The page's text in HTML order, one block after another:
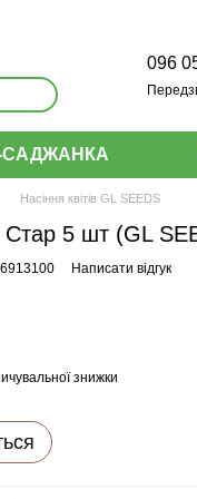
096
САДЖАНКА
Насіння квітів GL SEEDS
Стар 5 шт (GL
Написати відгук
знижки